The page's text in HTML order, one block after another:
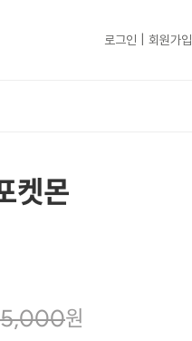
로그인 | 회원가입
켓몬
원